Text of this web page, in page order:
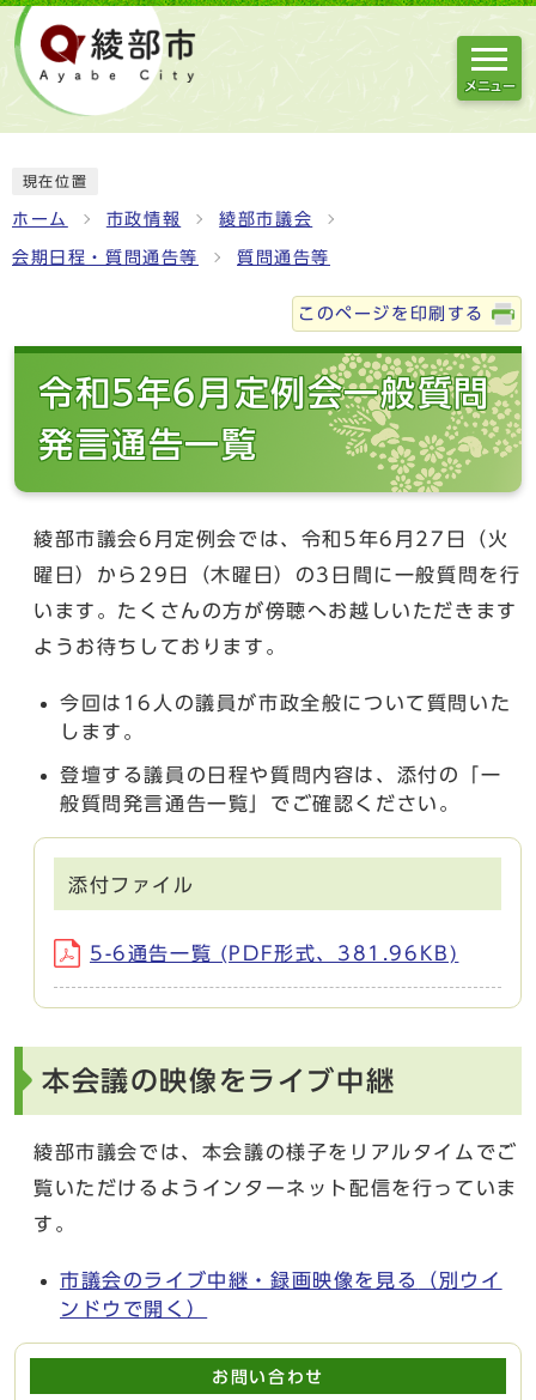
メニュー
現在位置
ホーム 市政情報 綾部市議会
会期日程・質問通告等 質問通告等
このページを印刷する
令和5年6月定例会一般質問
発言通告一覧
綾部市議会6月定例会では、令和5年6月27日（火
曜日）から29日（木曜日）の3日間に一般質問を行
います。たくさんの方が傍聴へお越しいただきます
ようお待ちしております。
今回は16人の議員が市政全般について質問いた
します。
登壇する議員の日程や質問内容は、添付の「一
般質問発言通告一覧」でご確認ください。
添付ファイル
5-6通告一覧 (PDF形式、381.96KB)
本会議の映像をライブ中継
綾部市議会では、本会議の様子をリアルタイムでご
覧いただけるようインターネット配信を行っていま
す。
市議会のライブ中継・録画映像を見る
（別ウイ
ンドウで開く）
お問い合わせ